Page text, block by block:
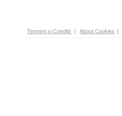
Termeni şi Condiţii | About Cookies |